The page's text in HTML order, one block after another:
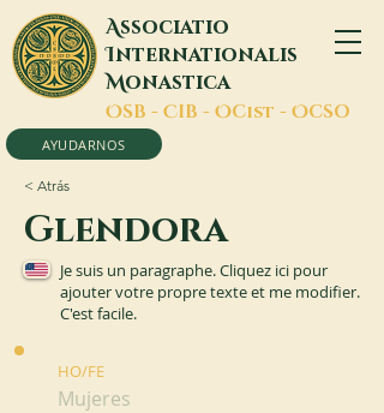
Associatio
Internationalis
Monastica
OSB - CIB - OCist - OCSO
AYUDARNOS
< Atrás
Glendora
Je suis un paragraphe. Cliquez ici pour
ajouter votre propre texte et me modifier.
C'est facile.
HO/FE
Mujeres